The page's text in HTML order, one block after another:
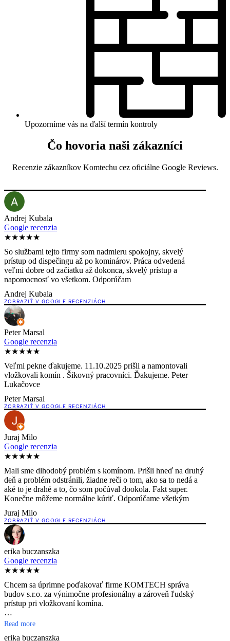
Upozorníme vás na ďalší termín kontroly
Čo hovoria naši zákazníci
Recenzie zákazníkov Komtechu cez oficiálne Google Reviews.
Andrej Kubala
Google recenzia
★★★★★
So službami tejto firmy som nadmieru spokojny, skvelý
prístup od dispečingu až po kominárov. Práca odvedená
veľmi dobre od začiatku až dokonca, skvelý prístup a
napomocnosť vo všetkom. Odporúčam
Andrej Kubala
ZOBRAZIŤ V GOOGLE RECENZIÁCH
Peter Marsal
Google recenzia
★★★★★
Veľmi pekne ďakujeme. 11.10.2025 prišli a namontovali
vložkovali komín . Šikovný pracovníci. Ďakujeme. Peter
Lukačovce
Peter Marsal
ZOBRAZIŤ V GOOGLE RECENZIÁCH
Juraj Milo
Google recenzia
★★★★★
Mali sme dlhodobý problém s komínom. Prišli hneď na druhý
deň a problém odstránili, žiadne reči o tom, ako sa to nedá a
aké to je drahé a to, čo som počúval dookola. Fakt super.
Konečne môžeme normálne kúriť. Odporúčame všetkým
Juraj Milo
ZOBRAZIŤ V GOOGLE RECENZIÁCH
erika buczanszka
Google recenzia
★★★★★
Chcem sa úprimne poďakovať firme KOMTECH správa
budov s.r.o. za výnimočne profesionálny a zároveň ľudský
prístup pri vložkovaní komína.
Chlapci boli usmiati, príjemní, práca im išla doslova od ruky.
Read more
erika buczanszka